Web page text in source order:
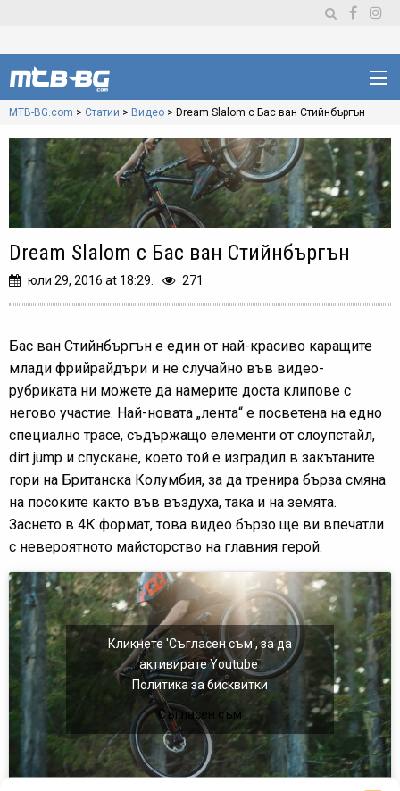
MTB-BG.com > Статии > Видео > Dream Slalom с Бас ван Стийнбъргън
Dream Slalom с Бас ван Стийнбъргън
юли 29, 2016 at 18:29. 271
Бас ван Стийнбъргън е един от най-красиво каращите
млади фрийрайдъри и не случайно във видео-
рубриката ни можете да намерите доста клипове с
негово участие. Най-новата „лента“ е посветена на едно
специално трасе, съдържащо елементи от слоупстайл,
dirt jump и спускане, което той е изградил в закътаните
гори на Британска Колумбия, за да тренира бърза смяна
на посоките както във въздуха, така и на земята.
Заснето в 4К формат, това видео бързо ще ви впечатли
с невероятното майсторство на главния герой.
Кликнете 'Съгласен съм', за да
активирате Youtube
Политика за бисквитки
Съгласен съм